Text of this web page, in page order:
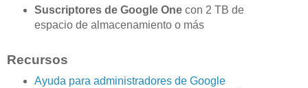
Suscriptores de Google Onecon 2 TB de
espacio de almacenamiento o más
Recursos
Ayuda para administradores de Google